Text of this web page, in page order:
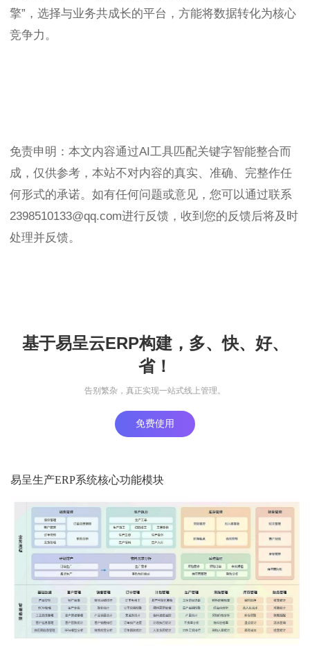
擎”，选择与业务共成长的平台，方能将数据转化为核心
竞争力。
免责申明：本文内容通过AI工具匹配关键字智能整合而
成，仅供参考，本站不对内容的真实、准确、完整作任
何形式的承诺。如有任何问题或意见，您可以通过联系
2398510133@qq.com进行反馈，收到您的反馈后将及时
处理并反馈。
基于易呈云ERP构建，多、快、好、
省！
告别繁杂，真正实现一站式线上管理。
免费使用
易呈生产ERP系统核心功能模块